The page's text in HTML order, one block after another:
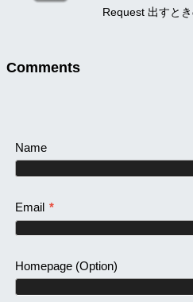
Request 出すと
Comments
Name
Email *
Homepage(Option)